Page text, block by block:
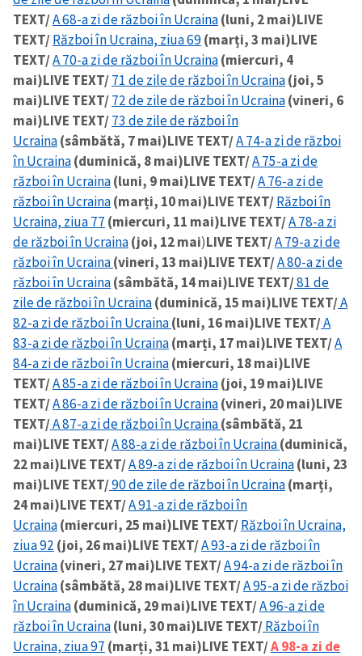
TEXT/A 68-a zi de război în Ucraina(luni, 2 mai)LIVE
TEXT/Război în Ucraina, ziua 69(marți, 3 mai)LIVE
TEXT/A 70-a zi de război în Ucraina(miercuri, 4
mai)LIVE TEXT/71 de zile de război în Ucraina(joi, 5
mai)LIVE TEXT/72 de zile de război în Ucraina(vineri, 6
mai)LIVE TEXT/73 de zile de război în
Ucraina(sâmbătă, 7 mai)LIVE TEXT/A 74-a zi de război
în Ucraina(duminică, 8 mai)LIVE TEXT/A 75-a zi de
război în Ucraina(luni, 9 mai)LIVE TEXT/A 76-a zi de
război în Ucraina(marți, 10 mai)LIVE TEXT/Război în
Ucraina, ziua 77 (miercuri, 11 mai)LIVE TEXT/A 78-a zi
de război în Ucraina(joi, 12 mai)LIVE TEXT/A 79-a zi de
război în Ucraina(vineri, 13 mai)LIVE TEXT/A 80-a zi de
război în Ucraina(sâmbătă, 14 mai)LIVE TEXT/81 de
zile de război în Ucraina(duminică, 15 mai)LIVE TEXT/A
82-a zi de război în Ucraina(luni, 16 mai)LIVE TEXT/A
83-a zi de război în Ucraina(marți, 17 mai)LIVE TEXT/A
84-a zi de război în Ucraina(miercuri, 18 mai)LIVE
TEXT/A 85-a zi de război în Ucraina(joi, 19 mai)LIVE
TEXT/A 86-a zi de război în Ucraina(vineri, 20 mai)LIVE
TEXT/A 87-a zi de război în Ucraina(sâmbătă, 21
mai)LIVE TEXT/A 88-a zi de război în Ucraina(duminică,
22 mai)LIVE TEXT/A 89-a zi de război în Ucraina(luni, 23
mai)LIVE TEXT/90 de zile de război în Ucraina(marți,
24 mai)LIVE TEXT/A 91-a zi de război în
Ucraina(miercuri, 25 mai)LIVE TEXT/Război în Ucraina,
ziua 92 (joi, 26 mai)LIVE TEXT/A 93-a zi de război în
Ucraina(vineri, 27 mai)LIVE TEXT/A 94-a zi de război în
Ucraina(sâmbătă, 28 mai)LIVE TEXT/A 95-a zi de război
în Ucraina(duminică, 29 mai)LIVE TEXT/A 96-a zi de
război în Ucraina(luni, 30 mai)LIVE TEXT/Război în
Ucraina, ziua 97 (marți, 31 mai)LIVE TEXT/A 98-a zi de